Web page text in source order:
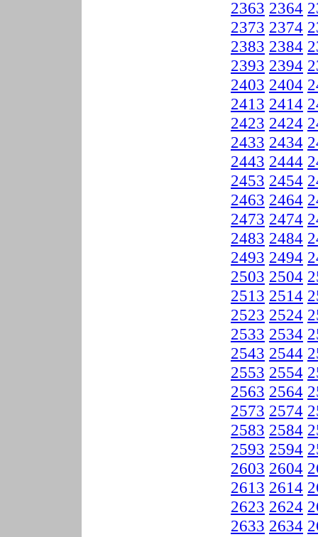
2363 2364
2373 2374
2383 2384
2393 2394
2403 2404
2413 2414
2423 2424
2433 2434
2443 2444
2453 2454
2463 2464
2473 2474
2483 2484
2493 2494
2503 2504
2513 2514
2523 2524
2533 2534
2543 2544
2553 2554
2563 2564
2573 2574
2583 2584
2593 2594
2603 2604
2613 2614
2623 2624
2633 2634